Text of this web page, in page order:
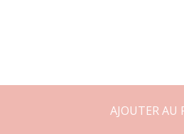
AJOUTER AU